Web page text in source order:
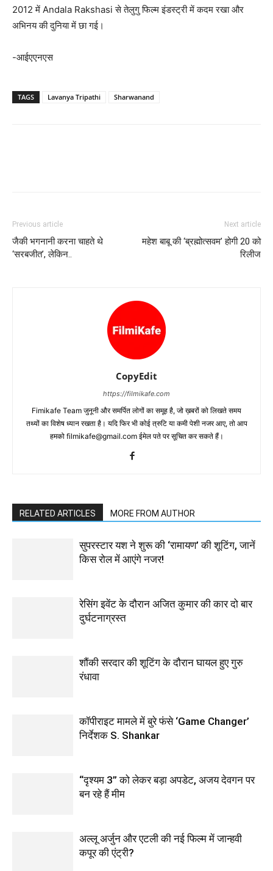
2012 में Andala Rakshasi से तेलुगु फिल्‍म इंडस्‍ट्री में कदम रखा और
अभिनय की दुनिया में छा गई।
-आईएएनएस
TAGS Lavanya Tripathi Sharwanand
Previous article
जैकी भगनानी करना चाहते थे
‘सरबजीत’, लेकिन..
Next article
महेश बाबू की ‘ब्रह्मोत्सवम’ होगी 20 को
रिलीज
CopyEdit
https://filmikafe.com
Fimikafe Team जुनूनी और समर्पित लोगों का समूह है, जो ख़बरों को लिखते समय
तथ्‍यों का विशेष ध्‍यान रखता है। यदि फिर भी कोई त्रुटि या कमी पेशी नजर आए, तो आप
हमको filmikafe@gmail.com ईमेल पते पर सूचित कर सकते हैं।
RELATED ARTICLES MORE FROM AUTHOR
सुपरस्टार यश ने शुरू की ‘रामायण’ की शूटिंग, जानें
किस रोल में आएंगे नजर!
रेसिंग इवेंट के दौरान अजित कुमार की कार दो बार
दुर्घटनाग्रस्त
शौंकी सरदार की शूटिंग के दौरान घायल हुए गुरु
रंधावा
कॉपीराइट मामले में बुरे फंसे ‘Game Changer’
निर्देशक S. Shankar
“दृश्यम 3” को लेकर बड़ा अपडेट, अजय देवगन पर
बन रहे हैं मीम
अल्लू अर्जुन और एटली की नई फिल्म में जान्हवी
कपूर की एंट्री?